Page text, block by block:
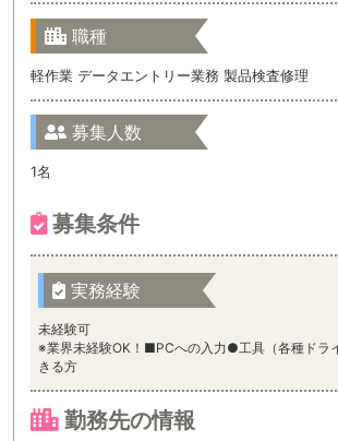
職種
軽作業 データエントリー業務 製品検査修理
募集人数
1名
募集条件
実務経験
未経験可
※業界未経験OK！■PCへの入力●工具（各種ドラ
きる方
勤務先の情報